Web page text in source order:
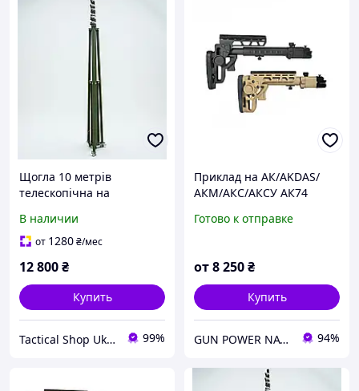
Щогла 10 метрів
телескопічна на
Стандартна комплектація
В наличии
от 1280₴/мес
12 800₴
Купить
Tactical Shop Ukraine 99%
Приклад на АК/AKDAS/
АКМ/АКС/АКСУ АК74
Готово к отправке
от8 250₴
Купить
GUN POWER NATION 94%